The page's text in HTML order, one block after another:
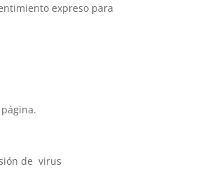
expreso para
de virus